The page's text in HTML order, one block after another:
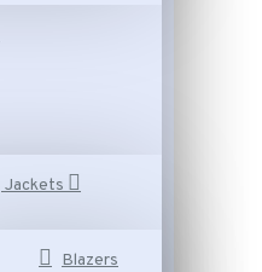
Jackets
Blazers